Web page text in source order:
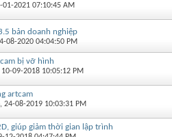
01-2021 07:10:45 AM
bản doanh nghiệp
08-2020 04:04:50 PM
bị vỡ hình
10-09-2018 10:05:12 PM
artcam
‎, 24-08-2019 10:03:31 PM
giúp giảm thời gian lập trình